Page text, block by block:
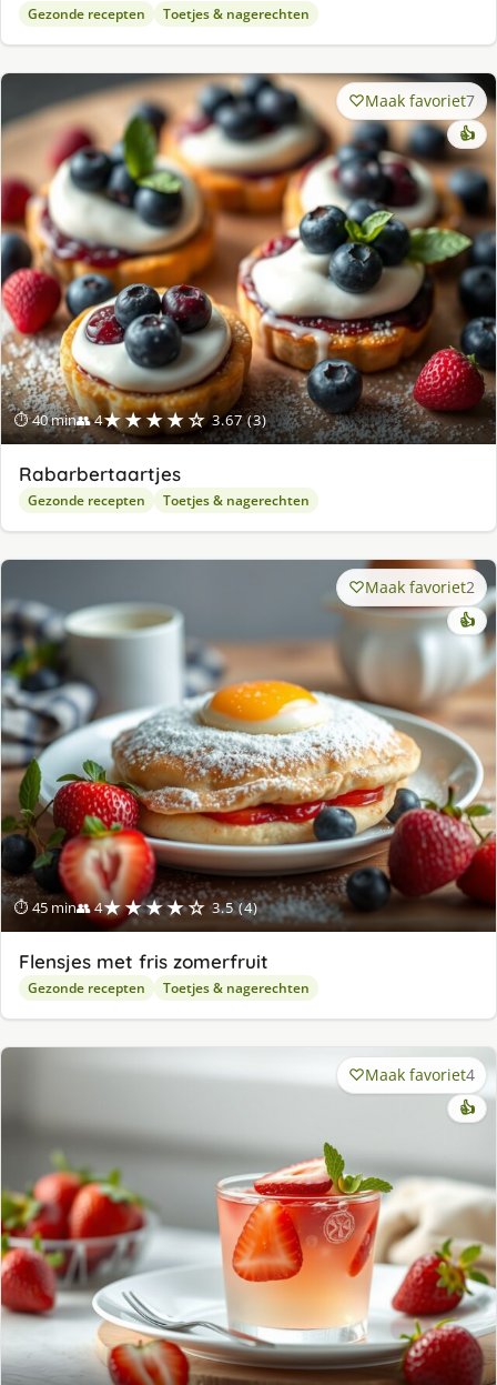
Gezonde recepten Toetjes & nagerechten
⏱ 40 min👥 4★★★★☆ 3.67 (3)
Maak favoriet7
👍
Rabarbertaartjes
Gezonde recepten Toetjes & nagerechten
⏱ 45 min👥 4★★★★☆ 3.5 (4)
Maak favoriet2
👍
Flensjes met fris zomerfruit
Gezonde recepten Toetjes & nagerechten
Maak favoriet4
👍